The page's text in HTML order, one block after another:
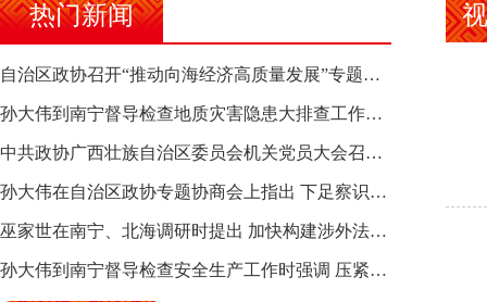
热门新闻
自治区政协召开“推动向海经济高质量发展”专题调研座谈会 钱学明出席并讲话
孙大伟到南宁督导检查地质灾害隐患大排查工作时强调 筑牢地质灾害安全防线 全力保障人民群众生命财产安全
中共政协广西壮族自治区委员会机关党员大会召开 选举产生新一届机关党委、机关纪委
孙大伟在自治区政协专题协商会上指出 下足察识谋督之功 恪尽服务大局之责 助推有色金属、关键金属产业高质量发展
巫家世在南宁、北海调研时提出 加快构建涉外法律供给集群 护航向海经济高质量发展
孙大伟到南宁督导检查安全生产工作时强调 压紧压实责任 狠抓隐患整治 坚决筑牢安全生产防线